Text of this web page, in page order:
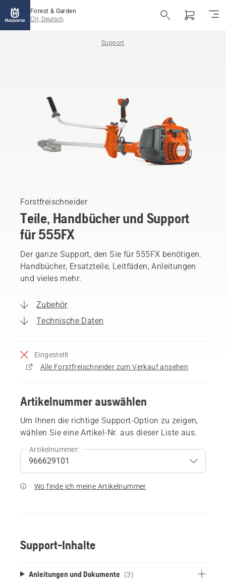
Forest & Garden
CH, Deutsch
Support
Forstfreischneider
Teile, Handbücher und Support
für 555FX
Der ganze Support, den Sie für 555FX benötigen.
Handbücher, Ersatzteile, Leitfäden, Anleitungen
und vieles mehr.
Zubehör
Technische Daten
Eingestellt
Alle Forstfreischneider zum Verkauf ansehen
Artikelnummer auswählen
Um Ihnen die richtige Support-Option zu zeigen,
wählen Sie eine Artikel-Nr. aus dieser Liste aus.
Artikelnummer:
Wo finde ich meine Artikelnummer
Support-Inhalte
Anleitungen und Dokumente (3)